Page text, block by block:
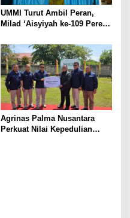
UMMI Turut Ambil Peran,
Milad ‘Aisyiyah ke-109 Pererat
Sukabumi Lewat Aksi Nyata
untuk Masyarakat
Agrinas Palma Nusantara
Perkuat Nilai Kepedulian